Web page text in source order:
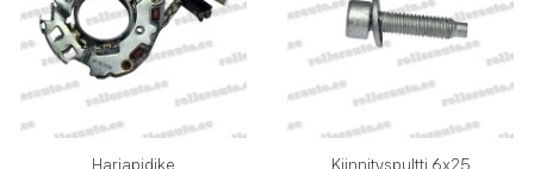
Pikakatselu
Harjapidike Kiinnityspultti 6x25